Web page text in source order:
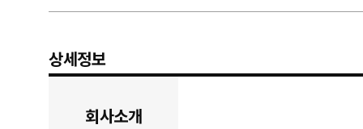
상세정보
회사소개